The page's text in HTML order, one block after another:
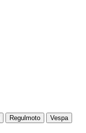
Regulmoto
Vespa